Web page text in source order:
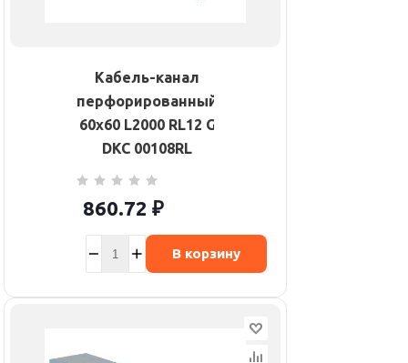
Кабель-канал
перфорированный
60х60 L2000 RL12 G
DKC 00108RL
860.72 ₽
В корзину